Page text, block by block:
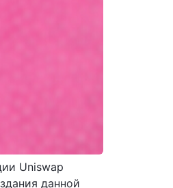
Uniswap
данной